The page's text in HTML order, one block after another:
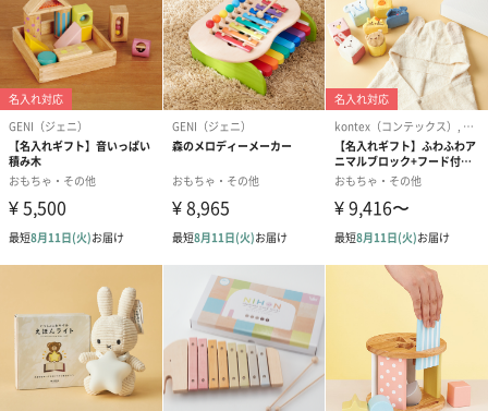
業界、組織、常識、慣習。あらゆる壁を突き破り、世界を“あ
っ”と言わせるものづくりをしたい。その思いが込められていま
す。
2018年度のバンダイは、世界のハイターゲット市場で事業の成長
を加速させることを目的に新会社「BANDAI SPIRITS」を設立しま
した。
同時にバンダイではカンパニー制を導入し、トイ事業カンパニ
ー・ベンディング事業カンパニー・ライフ事業カンパニーの3つの
カンパニーがそれぞれ戦略を立案してスピーディーに事業を進め
ていく体制へと移行しています。
分社化と組織改正により各社・各カンパニーのミッションが明確